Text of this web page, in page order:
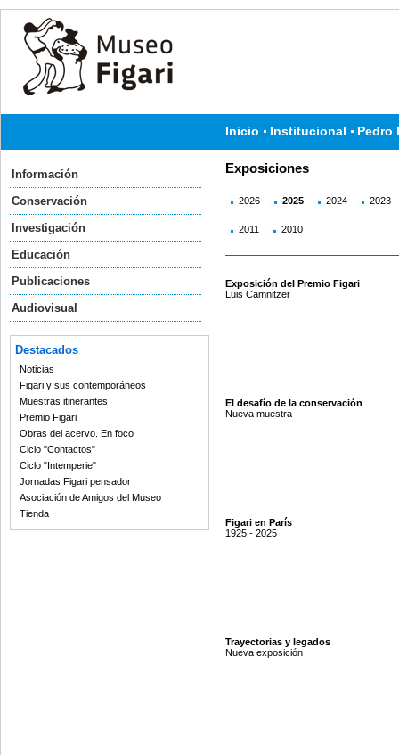
Inicio Institucional Pedro
Información
Conservación
Investigación
Educación
Publicaciones
Audiovisual
Destacados
Noticias
Figari y sus contemporáneos
Muestras itinerantes
Premio Figari
Obras del acervo. En foco
Ciclo "Contactos"
Ciclo "Intemperie"
Jornadas Figari pensador
Asociación de Amigos del Museo
Tienda
Exposiciones
2026 2025 2024 2023
2011 2010
Exposición del Premio Figari
Luis Camnitzer
El desafío de la conservación
Nueva muestra
Figari en París
1925 - 2025
Trayectorias y legados
Nueva exposición